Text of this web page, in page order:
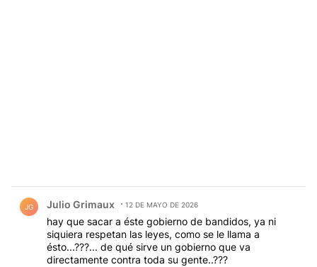
JG Julio Grimaux 12 DE MAYO DE 2026
hay que sacar a éste gobierno de bandidos, ya ni
siquiera respetan las leyes, como se le llama a
ésto...???... de qué sirve un gobierno que va
directamente contra toda su gente..???